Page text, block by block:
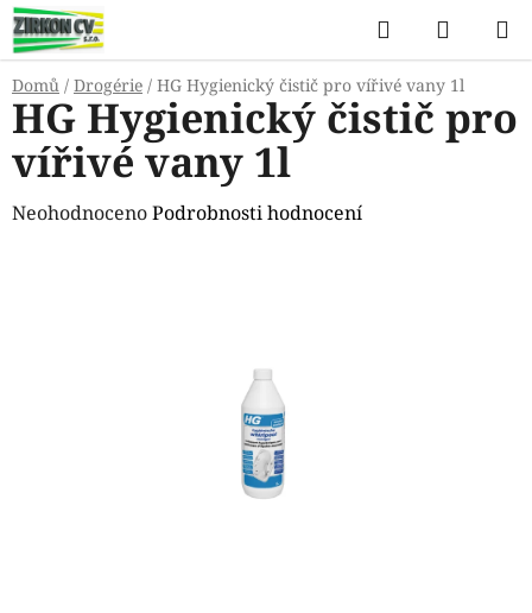
Přejít
na
obsah
Hledat
KOŠÍK
Domů / Drogérie / HG Hygienický čistič pro vířivé vany 1l
HG Hygienický čistič pro
vířivé vany 1l
Průměrné
NeohodnocenoPodrobnosti hodnocení